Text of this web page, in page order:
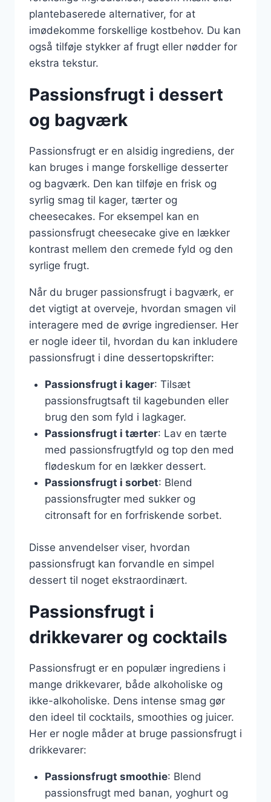
plantebaserede alternativer, for at
imødekomme forskellige kostbehov. Du kan
også tilføje stykker af frugt eller nødder for
ekstra tekstur.
Passionsfrugt i dessert
og bagværk
Passionsfrugt er en alsidig ingrediens, der
kan bruges i mange forskellige desserter
og bagværk. Den kan tilføje en frisk og
syrlig smag til kager, tærter og
cheesecakes. For eksempel kan en
passionsfrugt cheesecake give en lækker
kontrast mellem den cremede fyld og den
syrlige frugt.
Når du bruger passionsfrugt i bagværk, er
det vigtigt at overveje, hvordan smagen vil
interagere med de øvrige ingredienser. Her
er nogle ideer til, hvordan du kan inkludere
passionsfrugt i dine dessertopskrifter:
Passionsfrugt i kager: Tilsæt
passionsfrugtsaft til kagebunden eller
brug den som fyld i lagkager.
Passionsfrugt i tærter: Lav en tærte
med passionsfrugtfyld og top den med
flødeskum for en lækker dessert.
Passionsfrugt i sorbet: Blend
passionsfrugter med sukker og
citronsaft for en forfriskende sorbet.
Disse anvendelser viser, hvordan
passionsfrugt kan forvandle en simpel
dessert til noget ekstraordinært.
Passionsfrugt i
drikkevarer og cocktails
Passionsfrugt er en populær ingrediens i
mange drikkevarer, både alkoholiske og
ikke-alkoholiske. Dens intense smag gør
den ideel til cocktails, smoothies og juicer.
Her er nogle måder at bruge passionsfrugt i
drikkevarer:
Passionsfrugt smoothie: Blend
passionsfrugt med banan, yoghurt og